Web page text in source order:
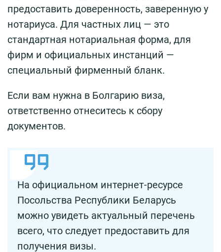
предоставить доверенность, заверенную у
нотариуса. Для частных лиц — это
стандартная нотариальная форма, для
фирм и официальных инстанций —
специальный фирменный бланк.
Если вам нужна в Болгарию виза,
ответственно отнеситесь к сбору
документов.
На официальном интернет-ресурсе
Посольства Республики Беларусь
можно увидеть актуальный перечень
всего, что следует предоставить для
получения визы.